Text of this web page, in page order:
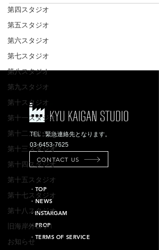
第四スタジオ
第五スタジオ
第六スタジオ
第七スタジオ
第八スタジオ
第九スタジオ
第十スタジオ
第十一スタジオ
第十二スタジオ
第十三スタジオ
第十四スタジオ
第十五スタジオ
第十七スタジオ
第十八スタジオ
旧海岸外ロケ1
お知らせ
TEL : 緊急連絡先となります。
03-6453-7625
CONTACT US
​・TOP
・NEWS
​・INSTARGAM
・PROP
・TERMS OF SERVICE